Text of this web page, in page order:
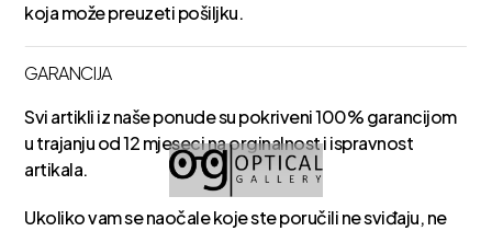
koja može preuzeti pošiljku.
GARANCIJA
Svi artikli iz naše ponude su pokriveni 100% garancijom
u trajanju od 12 mjeseci na orginalnost i ispravnost
artikala.
Ukoliko vam se naočale koje ste poručili ne sviđaju, ne